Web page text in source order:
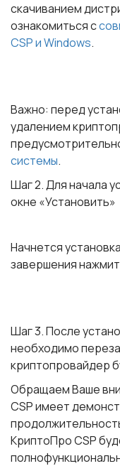
скачиванием
ознакомиться с
CSP и Windows.
Важно: перед
удалением
системы.
Шаг 2. Для начала
окне «Установить»
Начнется
завершения
Шаг 3. После
необходимо
криптопровайдер
Обращаем Ваше
CSP имеет
КриптоПро CSP